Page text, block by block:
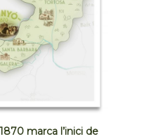
marca l’inici de